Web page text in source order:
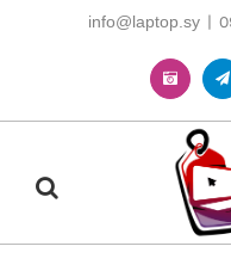
|
info@laptop.sy
Telegram
Instagram